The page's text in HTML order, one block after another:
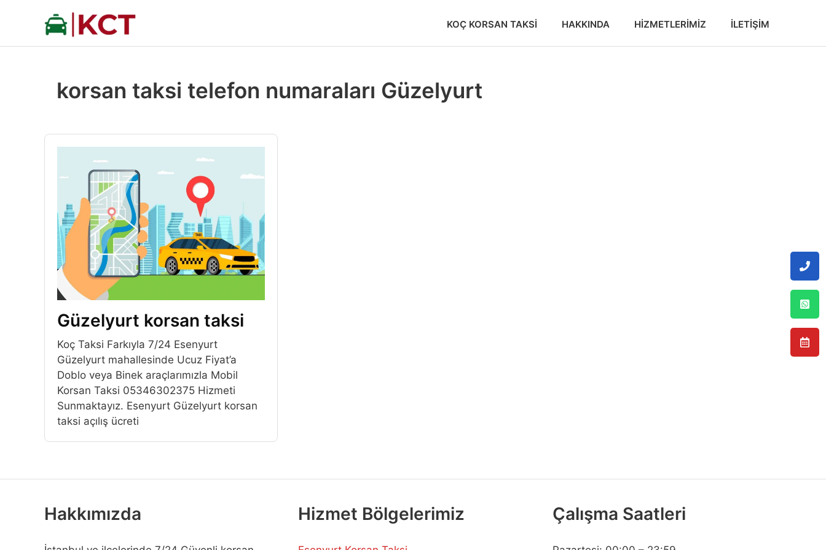
KOÇ KORSAN TAKSI HAKKINDA HIZMETLERIMIZ İLETIŞIM
korsan taksi telefon numaraları Güzelyurt
Güzelyurt korsan taksi
Koç Taksi Farkıyla 7/24 Esenyurt
Güzelyurt mahallesinde Ucuz Fiyat’a
Doblo veya Binek araçlarımızla Mobil
Korsan Taksi 05346302375 Hizmeti
Sunmaktayız. Esenyurt Güzelyurt korsan
taksi açılış ücreti
Hakkımızda Hizmet Bölgelerimiz Çalışma Saatleri